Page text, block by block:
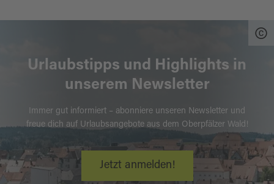
Urlaubstipps und Highlights in
unserem Newsletter
Immer gut informiert – abonniere unseren Newsletter und
freue dich auf Urlaubsangebote aus dem Oberpfälzer Wald!
Jetzt anmelden!